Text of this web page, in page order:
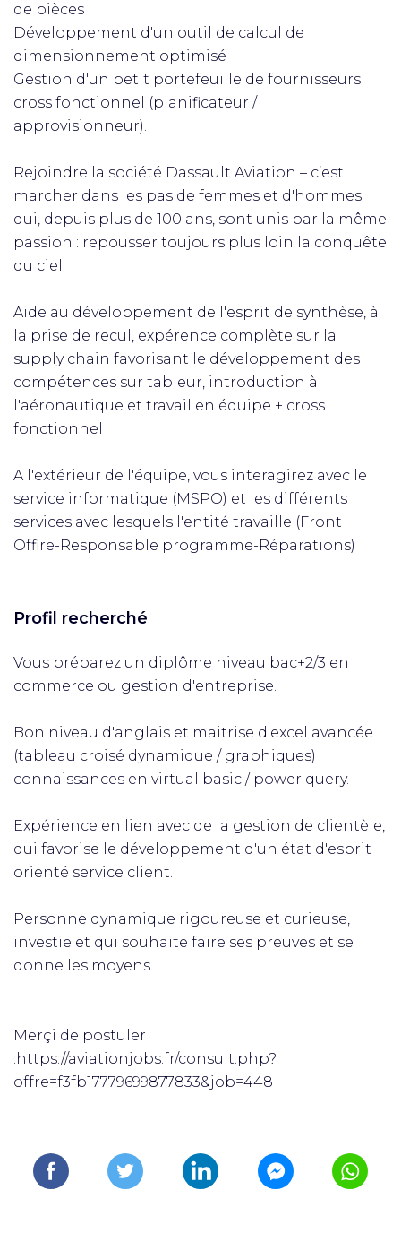
de pièces
Développement d'un outil de calcul de
dimensionnement optimisé
Gestion d'un petit portefeuille de fournisseurs
cross fonctionnel (planificateur /
approvisionneur).
Rejoindre la société Dassault Aviation – c’est
marcher dans les pas de femmes et d'hommes
qui, depuis plus de 100 ans, sont unis par la même
passion : repousser toujours plus loin la conquête
du ciel.
Aide au développement de l'esprit de synthèse, à
la prise de recul, expérence complète sur la
supply chain favorisant le développement des
compétences sur tableur, introduction à
l'aéronautique et travail en équipe + cross
fonctionnel
A l'extérieur de l'équipe, vous interagirez avec le
service informatique (MSPO) et les différents
services avec lesquels l'entité travaille (Front
Offire-Responsable programme-Réparations)
Profil recherché
Vous préparez un diplôme niveau bac+2/3 en
commerce ou gestion d'entreprise.
Bon niveau d'anglais et maitrise d'excel avancée
(tableau croisé dynamique / graphiques)
connaissances en virtual basic / power query.
Expérience en lien avec de la gestion de clientèle,
qui favorise le développement d'un état d'esprit
orienté service client.
Personne dynamique rigoureuse et curieuse,
investie et qui souhaite faire ses preuves et se
donne les moyens.
Merçi de postuler
:https://aviationjobs.fr/consult.php?
offre=f3fb17779699877833&job=448